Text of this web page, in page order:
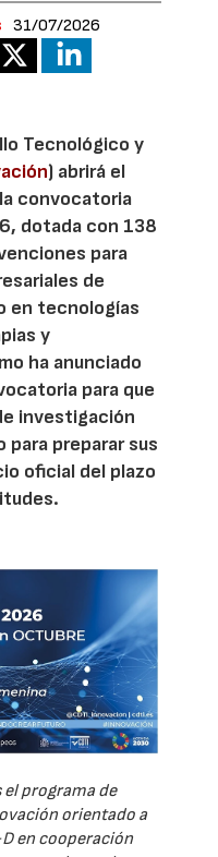
31/07/2026
Tecnológico y
) abrirá el
convocatoria
dotada con 138
para
de
en tecnologías
y
ha anunciado
para que
investigación
para preparar sus
oficial del plazo
el programa de
orientado a
en cooperación